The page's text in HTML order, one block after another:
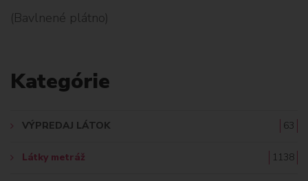
D
(Bavlnené plátno)
Kategórie
VÝPREDAJ LÁTOK 63
Látky metráž 1138